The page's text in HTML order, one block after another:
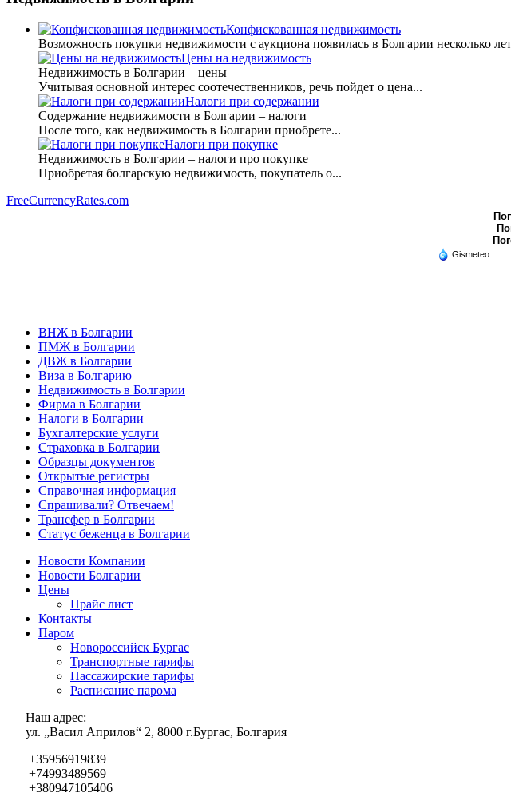
Конфискованная недвижимость
Возможность покупки недвижимости с аукциона появилась в Болгарии несколько
Цены на недвижимость
Недвижимость в Болгарии – цены
Учитывая основной интерес соотечественников, речь пойдет о цена...
Налоги при содержании
Содержание недвижимости в Болгарии – налоги
После того, как недвижимость в Болгарии приобрете...
Налоги при покупке
Недвижимость в Болгарии – налоги про покупке
Приобретая болгарскую недвижимость, покупатель о...
FreeCurrencyRates.com
Gismeteo
ВНЖ в Болгарии
ПМЖ в Болгарии
ДВЖ в Болгарии
Виза в Болгарию
Недвижимость в Болгарии
Фирма в Болгарии
Налоги в Болгарии
Бухгалтерские услуги
Страховка в Болгарии
Образцы документов
Открытые регистры
Справочная информация
Спрашивали? Отвечаем!
Трансфер в Болгарии
Статус беженца в Болгарии
Новости Компании
Новости Болгарии
Цены
Прайс лист
Контакты
Паром
Новороссийск Бургас
Транспортные тарифы
Пассажирские тарифы
Расписание парома
Наш адрес:
ул. „Васил Априлов“ 2, 8000 г.Бургас, Болгария
+35956919839
+74993489569
+380947105406